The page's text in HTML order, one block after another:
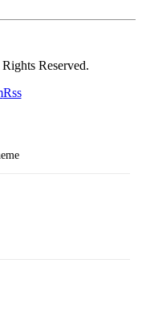
Reserved.
Rss